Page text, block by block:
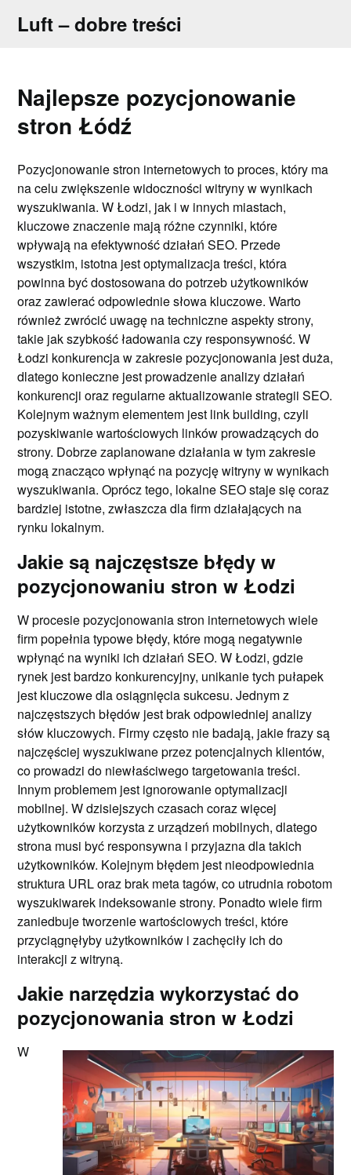
Luft – dobre treści
Najlepsze pozycjonowanie
stron Łódź
Pozycjonowanie stron internetowych to proces, który ma
na celu zwiększenie widoczności witryny w wynikach
wyszukiwania. W Łodzi, jak i w innych miastach,
kluczowe znaczenie mają różne czynniki, które
wpływają na efektywność działań SEO. Przede
wszystkim, istotna jest optymalizacja treści, która
powinna być dostosowana do potrzeb użytkowników
oraz zawierać odpowiednie słowa kluczowe. Warto
również zwrócić uwagę na techniczne aspekty strony,
takie jak szybkość ładowania czy responsywność. W
Łodzi konkurencja w zakresie pozycjonowania jest duża,
dlatego konieczne jest prowadzenie analizy działań
konkurencji oraz regularne aktualizowanie strategii SEO.
Kolejnym ważnym elementem jest link building, czyli
pozyskiwanie wartościowych linków prowadzących do
strony. Dobrze zaplanowane działania w tym zakresie
mogą znacząco wpłynąć na pozycję witryny w wynikach
wyszukiwania. Oprócz tego, lokalne SEO staje się coraz
bardziej istotne, zwłaszcza dla firm działających na
rynku lokalnym.
Jakie są najczęstsze błędy w
pozycjonowaniu stron w Łodzi
W procesie pozycjonowania stron internetowych wiele
firm popełnia typowe błędy, które mogą negatywnie
wpłynąć na wyniki ich działań SEO. W Łodzi, gdzie
rynek jest bardzo konkurencyjny, unikanie tych pułapek
jest kluczowe dla osiągnięcia sukcesu. Jednym z
najczęstszych błędów jest brak odpowiedniej analizy
słów kluczowych. Firmy często nie badają, jakie frazy są
najczęściej wyszukiwane przez potencjalnych klientów,
co prowadzi do niewłaściwego targetowania treści.
Innym problemem jest ignorowanie optymalizacji
mobilnej. W dzisiejszych czasach coraz więcej
użytkowników korzysta z urządzeń mobilnych, dlatego
strona musi być responsywna i przyjazna dla takich
użytkowników. Kolejnym błędem jest nieodpowiednia
struktura URL oraz brak meta tagów, co utrudnia robotom
wyszukiwarek indeksowanie strony. Ponadto wiele firm
zaniedbuje tworzenie wartościowych treści, które
przyciągnęłyby użytkowników i zachęciły ich do
interakcji z witryną.
Jakie narzędzia wykorzystać do
pozycjonowania stron w Łodzi
W